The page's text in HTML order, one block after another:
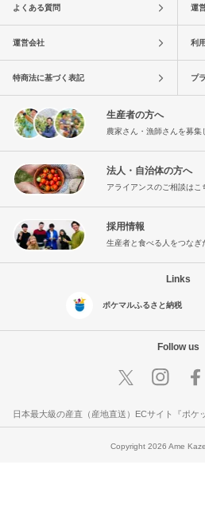
よくある質問 運
運営会社 利
特商法に基づく表記 プ
生産者の方へ
農家さん・漁師さんを募集
法人・自治体の方へ
アライアンスのご相談はこ
採用情報
生産者と食べる人をつなぎ
Links
ポケマルふるさと納税
Follow us
日本最大級の産直（産地直送）ECサイト『ポケ
Copyright 2026 Ame